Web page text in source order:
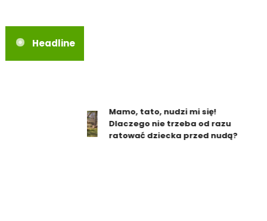
Headline
Mamo, tato, nudzi mi się!
Dlaczego nie trzeba od razu
ratować dziecka przed nudą?